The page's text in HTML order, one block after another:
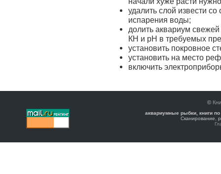
удалить слой извести
испарения воды;
долить аквариум
КН и рН в требуемых
установить покровное
установить на место
включить
©
аквариумные рыбки, книги
Сканирование,